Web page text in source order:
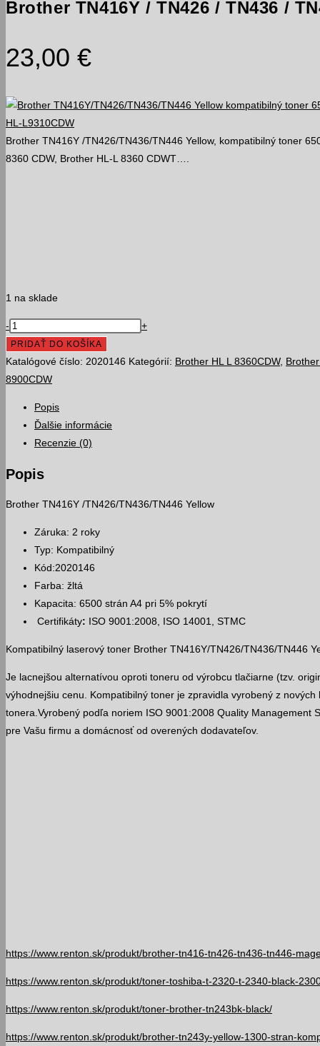
Brother TN416Y / TN426 / TN436 /
23,00 €
Brother TN416Y /TN426/TN436/TN446 Yellow, kompatibilný toner
8360 CDW, Brother HL-L 8360 CDWT….
1 na sklade
množstvo
Brother
TN416Y
/
TN436
TN446
Yellow,
6500
kompatibilný
- +
PRIDAŤ DO KOŠÍKA
Katalógové číslo: 2020146 Kategórií: Brother HL L 8360CDW,
8900CDW
Popis
Ďalšie informácie
Recenzie (0)
Popis
Brother TN416Y /TN426/TN436/TN446 Yellow
Záruka: 2 roky
Typ: Kompatibilný
Kód:2020146
Farba: žltá
Kapacita: 6500 strán A4 pri 5% pokrytí
Certifikáty: ISO 9001:2008, ISO 14001, STMC
Kompatibilný laserový toner Brother TN416Y/TN426/TN436/TN446
Je lacnejšou alternatívou oproti toneru od výrobcu tlačiarne (tzv.
výhodnejšiu cenu. Kompatibilný toner je zpravidla vyrobený z
tonera.Vyrobený podľa noriem ISO 9001:2008 Quality Management
pre Vašu firmu a domácnosť od overených dodavateľov.
https://www.renton.sk/produkt/brother-tn416-tn426-tn436-tn446-
https://www.renton.sk/produkt/toner-toshiba-t-2320-t-2340-black-
https://www.renton.sk/produkt/toner-brother-tn243bk-black/
https://www.renton.sk/produkt/brother-tn243y-yellow-1300-stran-